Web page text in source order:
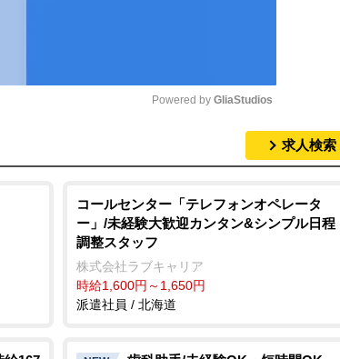
t
e
Powered by GliaStudios
求人検索
コールセンター「テレフォンオペレータ
ー」/未経験大歓迎カンタン&シンプル日程
調整スタッフ
株式会社ラブキャリア
時給1,600円～1,650円
派遣社員 / 北海道